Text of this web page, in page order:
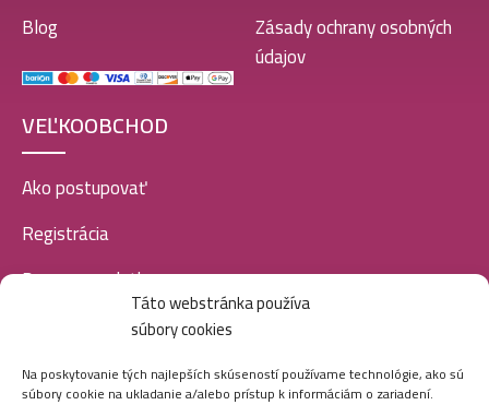
Táto webstránka používa
súbory cookies
Na poskytovanie tých najlepších skúseností používame technológie, ako sú
súbory cookie na ukladanie a/alebo prístup k informáciám o zariadení.
Blog
Zásady ochrany osobných
údajov
VEĽKOOBCHOD
Ako postupovať
Registrácia
Doprava a platba
SOCIÁLNE SIETE